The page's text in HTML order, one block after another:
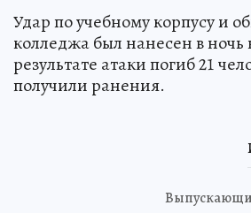
Удар по учебному корпусу и
колледжа был нанесен в ночь
результате атаки погиб 21
получили ранения.